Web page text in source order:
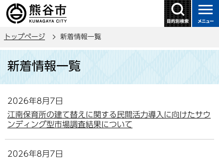
の
トップページ 新着情報一覧
新着情報一覧
2026年8月7日
江南保育所の建て替えに関する民間活力導入に向けたサウ
ンディング型市場調査結果について
2026年8月7日